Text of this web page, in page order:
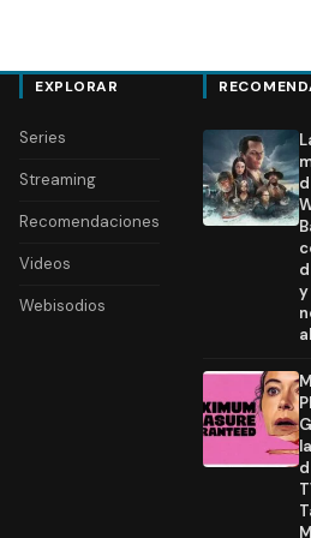
EXPLORAR
Series
Streaming
Recomendaciones
Videos
Webisodios
y